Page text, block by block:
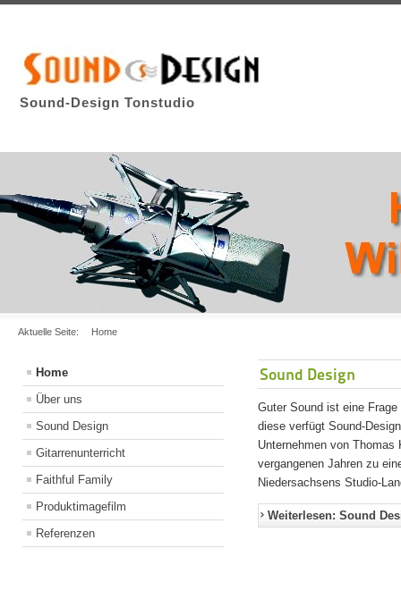
Sound-Design Tonstudio
Aktuelle Seite: Home
Home
Über uns
Sound Design
Gitarrenunterricht
Faithful Family
Produktimagefilm
Referenzen
Sound Design
Guter Sound ist eine
diese verfügt Sound-
Unternehmen von Thomas
vergangenen Jahren zu
Niedersachsens Studio-
Weiterlesen: Sound